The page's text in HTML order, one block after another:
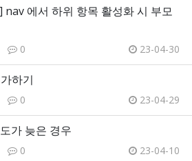
nav 에서 하위 항목 활성화 시 부모
0 23-04-30
하기
0 23-04-29
가 늦은 경우
0 23-04-10